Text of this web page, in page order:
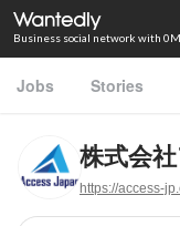
Business social network with
Jobs Stories
株式会
https://access-